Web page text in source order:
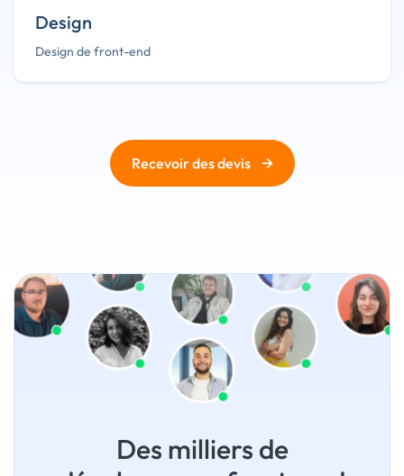
Design
Design de front-end
Recevoir des devis →
Des milliers de